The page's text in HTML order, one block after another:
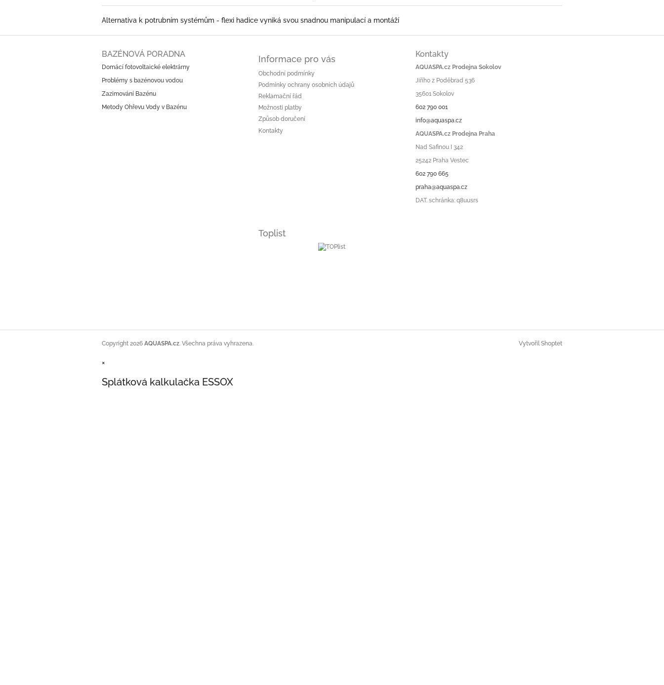
Alternativa k potrubním systémům - flexi hadice vyniká svou snadnou manipulací a montáží
BAZÉNOVÁ PORADNA
Domácí fotovoltaické elektrárny
Problémy s bazénovou vodou
Zazimování Bazénu
Metody Ohřevu Vody v Bazénu
Informace pro vás
Obchodní podmínky
Podmínky ochrany osobních údajů
Reklamační řád
Možnosti platby
Způsob doručení
Kontakty
Kontakty
AQUASPA.cz Prodejna Sokolov
Jiřího z Poděbrad 536
35601 Sokolov
602 790 001
info@aquaspa.cz
AQUASPA.cz Prodejna Praha
Nad Safinou I 342
25242 Praha Vestec
602 790 665
praha@aquaspa.cz
DAT. schránka: q8uusrs
Toplist
Vytvořil Shoptet
Copyright 2026 AQUASPA.cz. Všechna práva vyhrazena.
×
Splátková kalkulačka ESSOX